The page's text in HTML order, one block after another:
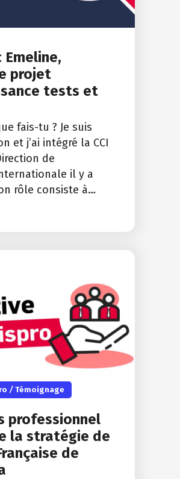
Emeline,
projet
tests et
fais-tu ? Je suis
et j’ai intégré la CCI
de
il y a
rôle consiste à…
/Témoignage
professionnel
la stratégie de
de